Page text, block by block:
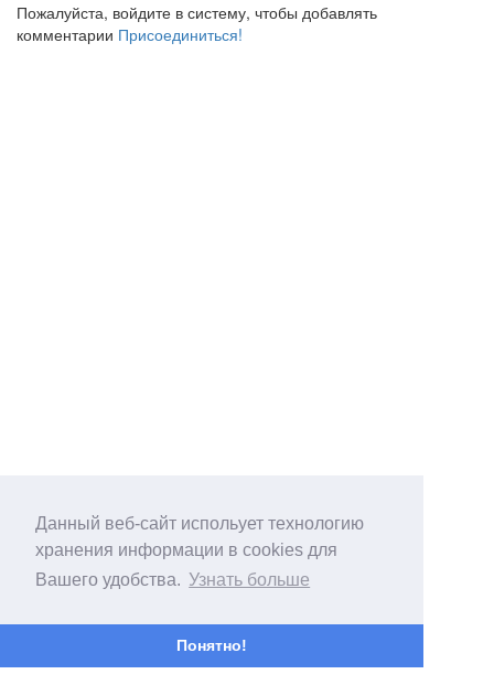
Данный веб-сайт испольует технологию
хранения информации в cookies для
Вашего удобства. Узнать больше
Понятно!
Пожалуйста, войдите в систему, чтобы добавлять
комментарии Присоединиться!